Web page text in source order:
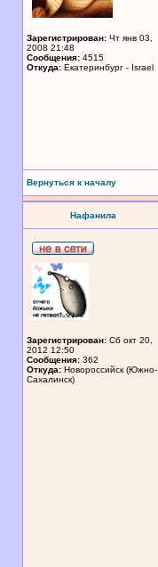
Зарегистрирован: Чт янв 03,
2008 21:48
Сообщения: 4515
Откуда: Екатеринбург - Israel
Вернуться к началу
Нафанила
Зарегистрирован: Сб окт 20,
2012 12:50
Сообщения: 362
Откуда: Новороссийск (Южно-
Сахалинск)